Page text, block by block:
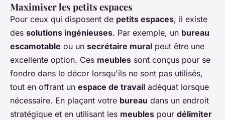
Maximiser les petits espaces
Pour ceux qui disposent de petits espaces, il existe
des solutions ingénieuses. Par exemple, un bureau
escamotable ou un secrétaire mural peut être une
excellente option. Ces meubles sont conçus pour se
fondre dans le décor lorsqu'ils ne sont pas utilisés,
tout en offrant un espace de travail adéquat lorsque
nécessaire. En plaçant votre bureau dans un endroit
stratégique et en utilisant les meubles pour délimiter